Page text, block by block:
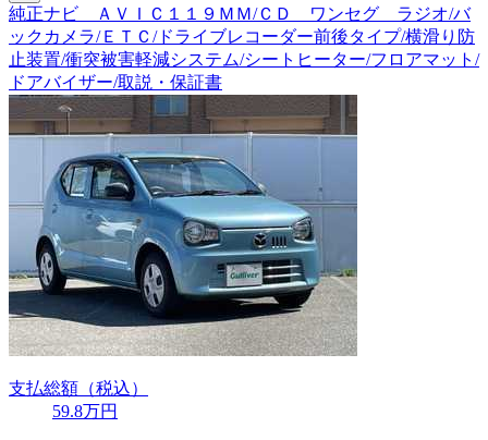
純正ナビ ＡＶＩＣ１１９ＭＭ/ＣＤ ワンセグ ラジオ/バ
ックカメラ/ＥＴＣ/ドライブレコーダー前後タイプ/横滑り防
止装置/衝突被害軽減システム/シートヒーター/フロアマット/
ドアバイザー/取説・保証書
支払総額 （税込）
59.8万円